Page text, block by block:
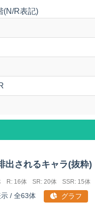
(N/R表記)
出されるキャラ(抜粋)
R: 16体 SR: 20体 SSR: 15体
/ 全63体 グラフ